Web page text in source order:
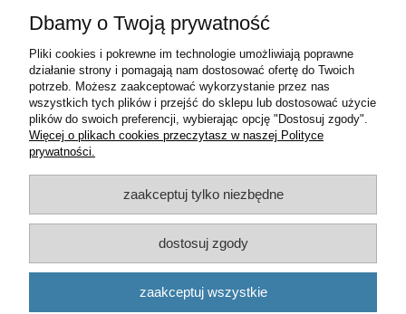
Pomoc
Informacje
Kopiowanie, powielanie, zmienianie i używanie w jakikolwiek inny
sposób zdjęć i opisów ze sklepu, bez zgody właściciela -
ZABRONIONE - pod groźbą karną art. 115 - 119 ustawy z dnia 4
lutego 1994 roku o prawie autorskim i prawach pokrewnych [Dz.U. z
1994 r. Nr 24, poz. 83] oraz ustawy z dnia 23 kwietnia 1994 roku
kodeks cywilny [Dz.U. z 1994 r. Nr 16, poz. 93].
pokaż pełną wersję strony
Sklep internetowy Shoper.pl
Dbamy o Twoją prywatność
Pliki cookies i pokrewne im technologie umożliwiają poprawne
działanie strony i pomagają nam dostosować ofertę do Twoich
potrzeb. Możesz zaakceptować wykorzystanie przez nas
wszystkich tych plików i przejść do sklepu lub dostosować użycie
plików do swoich preferencji, wybierając opcję "Dostosuj zgody".
Więcej o plikach cookies przeczytasz w naszej Polityce
prywatności.
zaakceptuj tylko niezbędne
dostosuj zgody
zaakceptuj wszystkie